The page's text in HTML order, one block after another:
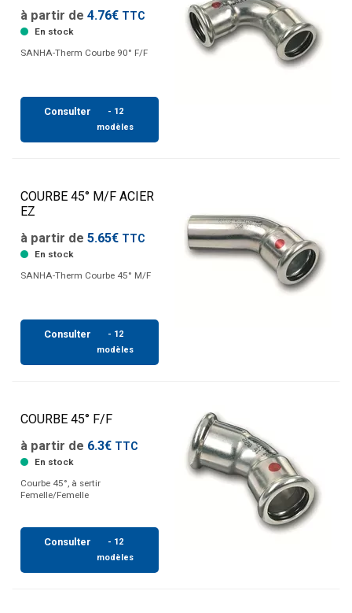
à partir de 4.76€ TTC
En stock
SANHA-Therm Courbe 90° F/F
Consulter
- 12
modèles
COURBE 45° M/F ACIER
EZ
à partir de 5.65€ TTC
En stock
SANHA-Therm Courbe 45° M/F
Consulter
- 12
modèles
COURBE 45° F/F
à partir de 6.3€ TTC
En stock
Courbe 45°, à sertir
Femelle/Femelle
Consulter
- 12
modèles